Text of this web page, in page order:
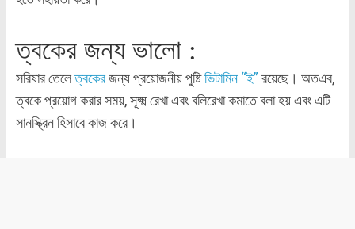
ত্বকের জন্য ভালো :
সরিষার তেলেত্বকেরজন্য প্রয়োজনীয় পুষ্টিভিটামিন “ই” রয়েছে। অতএব,
ত্বকে প্রয়োগ করার সময়, সূক্ষ্ম রেখা এবং বলিরেখা কমাতে বলা হয় এবং এটি
সানস্ক্রিন হিসাবে কাজ করে।